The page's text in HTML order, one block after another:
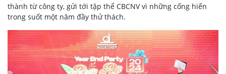
thành từ công ty, gửi tới tập thể CBCNV vì những cống hiến
trong suốt một năm đầy thử thách.